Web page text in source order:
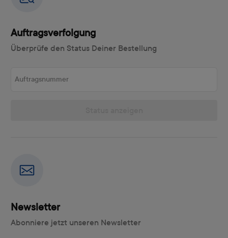
Auftragsverfolgung
Überprüfe den Status Deiner Bestellung
Newsletter
Abonniere jetzt unseren Newsletter